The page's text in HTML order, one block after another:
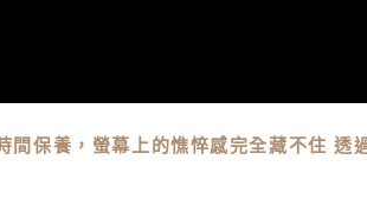
保養，螢幕上的憔悴感完全藏不住 透